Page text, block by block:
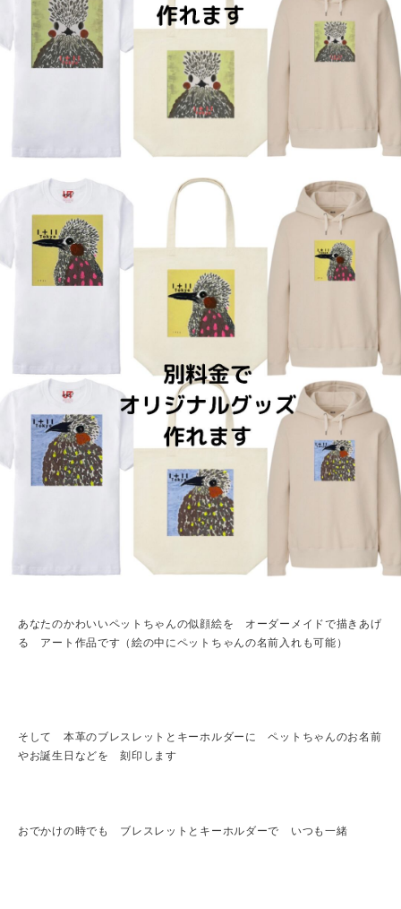
あなたのかわいいペットちゃんの似顔絵を オーダーメイドで描きあげ
る アート作品です（絵の中にペットちゃんの名前入れも可能）
そして 本革のブレスレットとキーホルダーに ペットちゃんのお名前
やお誕生日などを 刻印します
おでかけの時でも ブレスレットとキーホルダーで いつも一緒